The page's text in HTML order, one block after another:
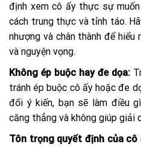
định xem cô ấy thực sự
cách trung thực và tỉnh táo.
nhượng và chân thành để
và nguyện vọng.
Không ép buộc hay đe dọa:
tránh ép buộc cô ấy hoặc đe
đổi ý kiến, bạn sẽ làm điều
căng thẳng và không giúp giải
Tôn trọng quyết định của cô